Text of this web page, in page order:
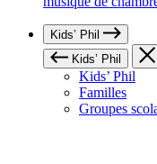
Kids’ Phil
Kids’ Phil
Kids’ Phil
Familles
Groupes